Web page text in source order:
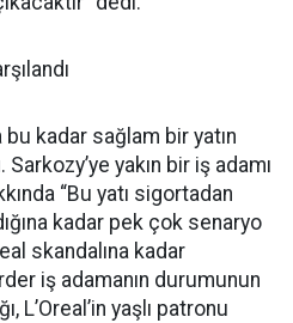
bu kadar sağlam bir yatın
Sarkozy’ye yakın bir iş adamı
“Bu yatı sigortadan
kadar pek çok senaryo
skandalına kadar
iş adamanın durumunun
L’Oreal’in yaşlı patronu